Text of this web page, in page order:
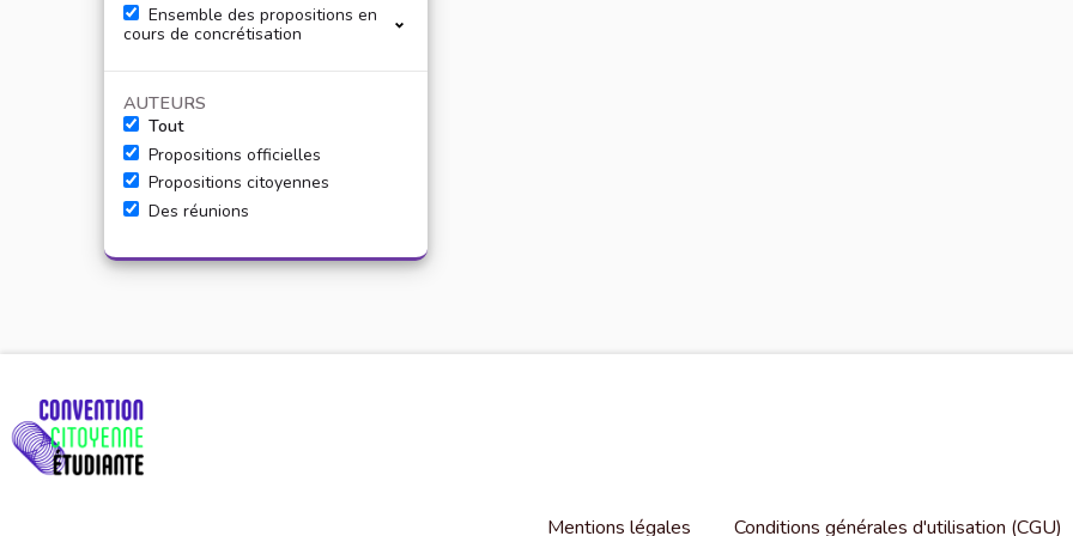
Ensemble des propositions en
cours de concrétisation
AUTEURS
Tout
Propositions officielles
Propositions citoyennes
Des réunions
Mentions légales Conditions générales d'utilisation (CGU)